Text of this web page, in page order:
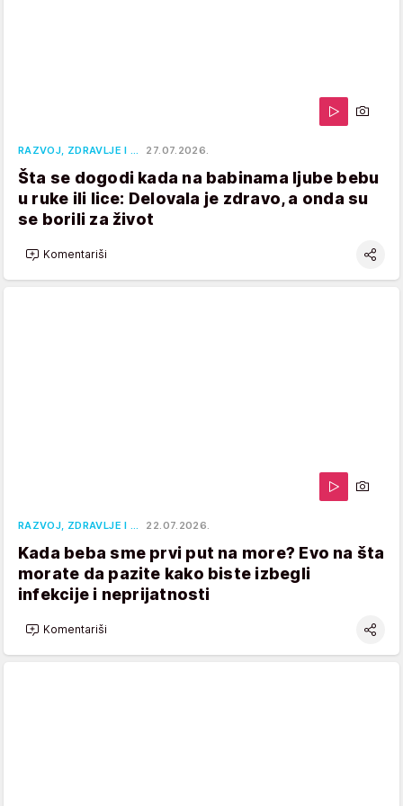
RAZVOJ, ZDRAVLJE I … 27.07.2026.
Šta se dogodi kada na babinama ljube bebu
u ruke ili lice: Delovala je zdravo, a onda su
se borili za život
Komentariši
RAZVOJ, ZDRAVLJE I … 22.07.2026.
Kada beba sme prvi put na more? Evo na šta
morate da pazite kako biste izbegli
infekcije i neprijatnosti
Komentariši